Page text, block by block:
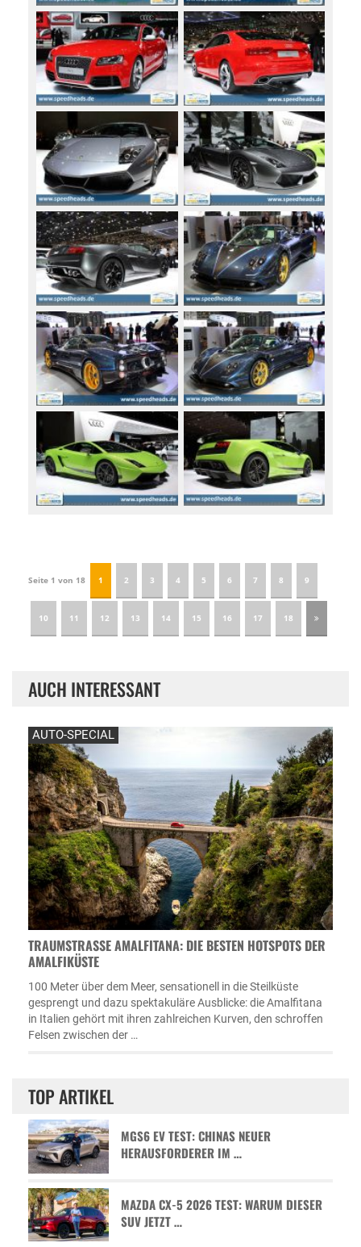
Seite 1 von 18 1 2 3 4 5 6 7 8 9
10 11 12 13 14 15 16 17 18
AUCH INTERESSANT
AUTO-SPECIAL
TRAUMSTRASSE AMALFITANA: DIE BESTEN HOTSPOTS DER A
MALFIKÜSTE
100 Meter über dem Meer, sensationell in die Steilküste
gesprengt und dazu spektakuläre Ausblicke: die Amalfitana
in Italien gehört mit ihren zahlreichen Kurven, den schroffen
Felsen zwischen der …
TOP ARTIKEL
MGS6 EV TEST: CHINAS NEUER
HERAUSFORDERER IM …
MAZDA CX-5 2026 TEST: WARUM DIESER
SUV JETZT …